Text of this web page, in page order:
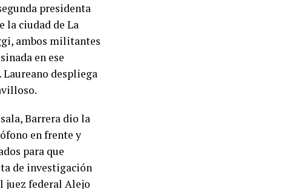
presidenta
la ciudad de La
ambos militantes
en ese
despliega
Barrera dio la
en frente y
para que
de investigación
juez federal Alejo